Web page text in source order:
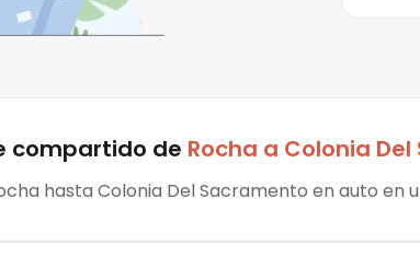
compartido de Rocha a Colonia
hasta Colonia Del Sacramento en auto en